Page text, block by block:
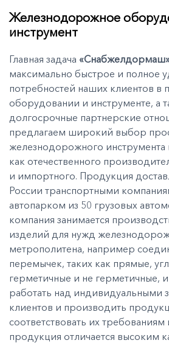
Железнодорожное
инструмент
Главная задача
максимально быстрое и полное
потребностей наших клиентов в
оборудовании и инструменте, а
долгосрочные партнерские
предлагаем широкий выбор
железнодорожного
как отечественного
и импортного. Продукция
России транспортными
автопарком из 50 грузовых
компания занимается
изделий для нужд
метрополитена, например
перемычек, таких как прямые,
герметичные и не герметичные,
работать над индивидуальными
клиентов и производить
соответствовать их
продукция отличается высоким